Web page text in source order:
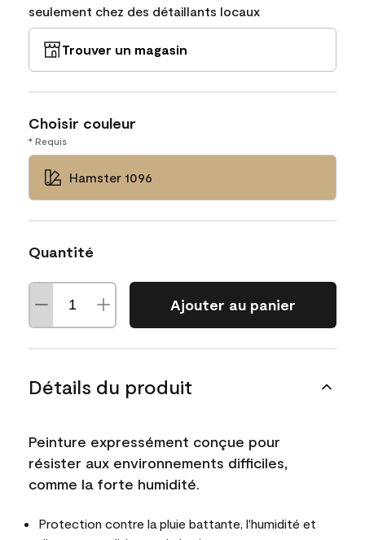
seulement chez des détaillants locaux
Trouver un magasin
Choisir couleur
* Requis
Hamster 1096
Quantité
Ajouter au panier
Détails du produit
Peinture expressément conçue pour
résister aux environnements difficiles,
comme la forte humidité.
Protection contre la pluie battante, l'humidité et